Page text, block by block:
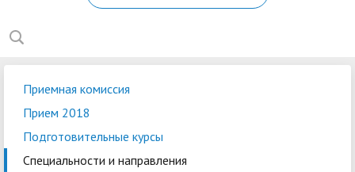
Приемная комиссия
Прием 2018
Подготовительные курсы
Специальности и направления